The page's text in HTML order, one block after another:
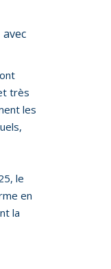
avec
très
les
le
en
la